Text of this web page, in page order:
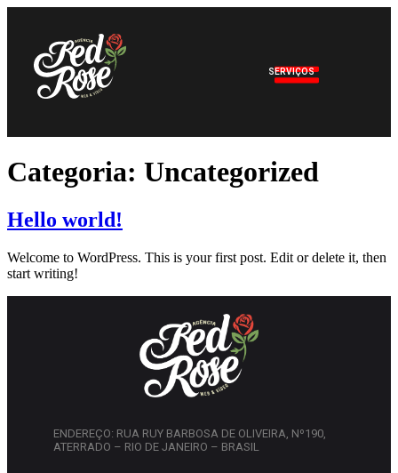
SERVIÇOS
Categoria: Uncategorized
Hello world!
Welcome to WordPress. This is your first post. Edit or delete it, then
start writing!
ENDEREÇO: RUA RUY BARBOSA DE OLIVEIRA, Nº190,
ATERRADO – RIO DE JANEIRO – BRASIL